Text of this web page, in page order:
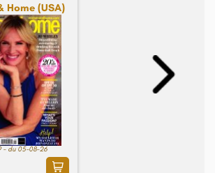
Home (USA)
- du 05-08-26